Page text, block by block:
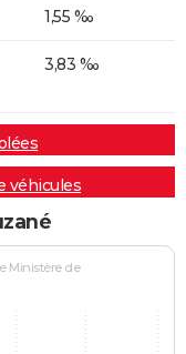
1,55 ‰
3,83 ‰
véhicules
Ministère de